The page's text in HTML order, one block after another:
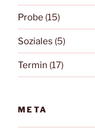
Probe (15)
Soziales (5)
Termin (17)
META